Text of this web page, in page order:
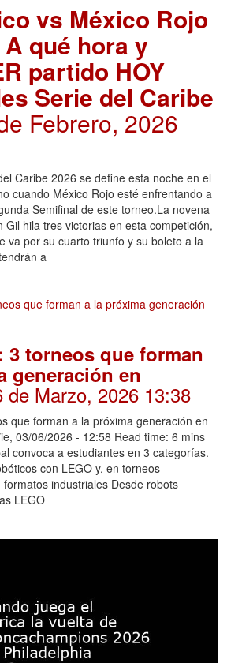
vs México Rojo
A qué hora y
partido HOY
Serie del Caribe
Febrero, 2026
Caribe 2026 se define esta noche en el
cuando México Rojo esté enfrentando a
Semifinal de este torneo.La novena
Gil hila tres victorias en esta competición,
va por su cuarto triunfo y su boleto a la
a
3 torneos que forman
generación en
de Marzo, 2026 13:38
que forman a la próxima generación en
03/06/2026 - 12:58 Read time: 6 mins
convoca a estudiantes en 3 categorías.
con LEGO y, en torneos
industriales Desde robots
LEGO